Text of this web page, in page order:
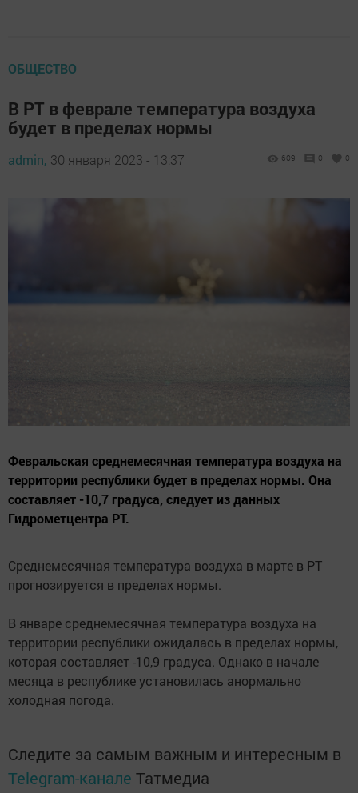
ОБЩЕСТВО
В РТ в феврале температура воздуха
будет в пределах нормы
admin, 30 января 2023 - 13:37 609 0 0
Февральская среднемесячная температура воздуха на
территории республики будет в пределах нормы. Она
составляет -10,7 градуса, следует из данных
Гидрометцентра РТ.
Среднемесячная температура воздуха в марте в РТ
прогнозируется в пределах нормы.
В январе среднемесячная температура воздуха на
территории республики ожидалась в пределах нормы,
которая составляет -10,9 градуса. Однако в начале
месяца в республике установилась анормально
холодная погода.
Следите за самым важным и интересным в
Telegram-канале Татмедиа